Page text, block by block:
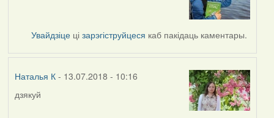
Увайдзіце цізарэгіструйцеся каб пакідаць каментары.
Наталья К- 13.07.2018 - 10:16
дзякуй